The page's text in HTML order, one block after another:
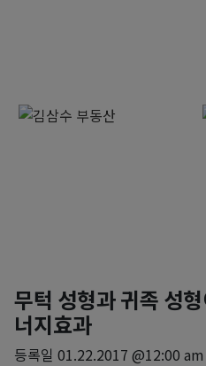
무턱 성형과 귀족 성
너지효과
등록일 01.22.2017 @12:00 am